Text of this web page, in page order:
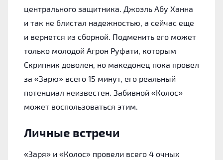
центрального защитника. Джоэль Абу Ханна
и так не блистал надежностью, а сейчас еще
и вернется из сборной. Подменить его может
только молодой Агрон Руфати, которым
Скрипник доволен, но македонец пока провел
за «Зарю» всего 15 минут, его реальный
потенциал неизвестен. Забивной «Колос»
может воспользоваться этим.
Личные встречи
«Заря» и «Колос» провели всего 4 очных